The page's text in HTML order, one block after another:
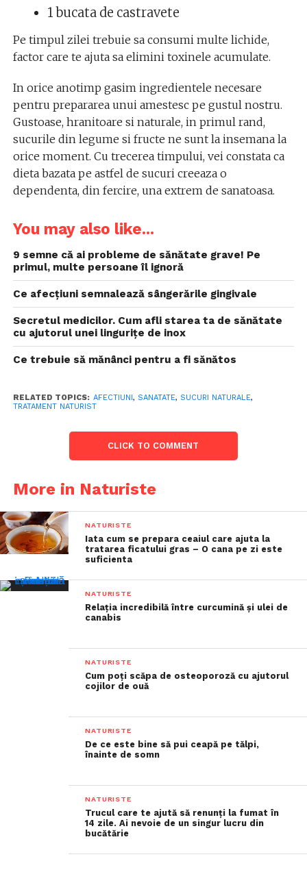
1 bucata de castravete
Pe timpul zilei trebuie sa consumi multe lichide,
factor care te ajuta sa elimini toxinele acumulate.
In orice anotimp gasim ingredientele necesare
pentru prepararea unui amestesc pe gustul nostru.
Gustoase, hranitoare si naturale, in primul rand,
sucurile din legume si fructe ne sunt la insemana la
orice moment. Cu trecerea timpului, vei constata ca
dieta bazata pe astfel de sucuri creeaza o
dependenta, din fercire, una extrem de sanatoasa.
You may also like...
9 semne că ai probleme de sănătate grave! Pe
primul, multe persoane îl ignoră
Ce afecțiuni semnalează sângerările gingivale
Secretul medicilor. Cum afli starea ta de sănătate
cu ajutorul unei lingurițe de inox
Ce trebuie să mănânci pentru a fi sănătos
RELATED TOPICS: AFECTIUNI, SANATATE, SUCURI NATURALE,
TRATAMENT NATURIST
CLICK TO COMMENT
More in Naturiste
NATURISTE
Iata cum se prepara ceaiul care ajuta la
tratarea ficatului gras – O cana pe zi este
suficienta
NATURISTE
Relația incredibilă între curcumină și ulei de
canabis
NATURISTE
Cum poți scăpa de osteoporoză cu ajutorul
cojilor de ouă
NATURISTE
De ce este bine să pui ceapă pe tălpi,
înainte de somn
NATURISTE
Trucul care te ajută să renunți la fumat în
14 zile. Ai nevoie de un singur lucru din
bucătărie